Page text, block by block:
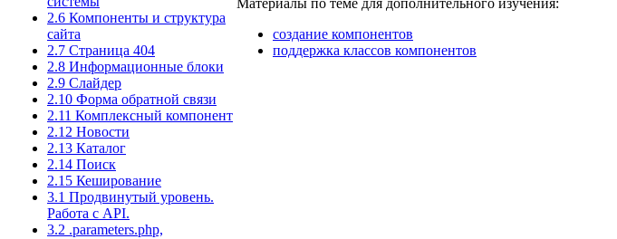
2.6 Компоненты и структура
сайта
2.7 Страница 404
2.8 Информационные блоки
2.9 Слайдер
2.10 Форма обратной связи
2.11 Комплексный компонент
2.12 Новости
2.13 Каталог
2.14 Поиск
2.15 Кеширование
3.1 Продвинутый уровень.
Работа с API.
3.2 .parameters.php,
Материалы по теме для дополнительного изучения:
создание компонентов
поддержка классов компонентов